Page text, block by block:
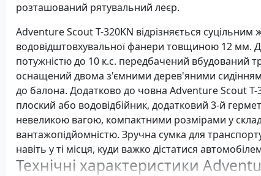
розташований рятувальний леєр.
Adventure Scout T-320KN відрізняється
водовідштовхувальної фанери товщиною 12 мм.
потужністю до 10 к.с. передбачений вбудований
оснащений двома з'ємними дерев'яними
до балона. Додатково до човна Adventure Scout
плоский або водовідбійник, додатковий 3-й
невеликою вагою, компактними розмірами у
вантажопідйомністю. Зручна сумка для
навіть у ті місця, куди важко дістатися
Технічні характеристики